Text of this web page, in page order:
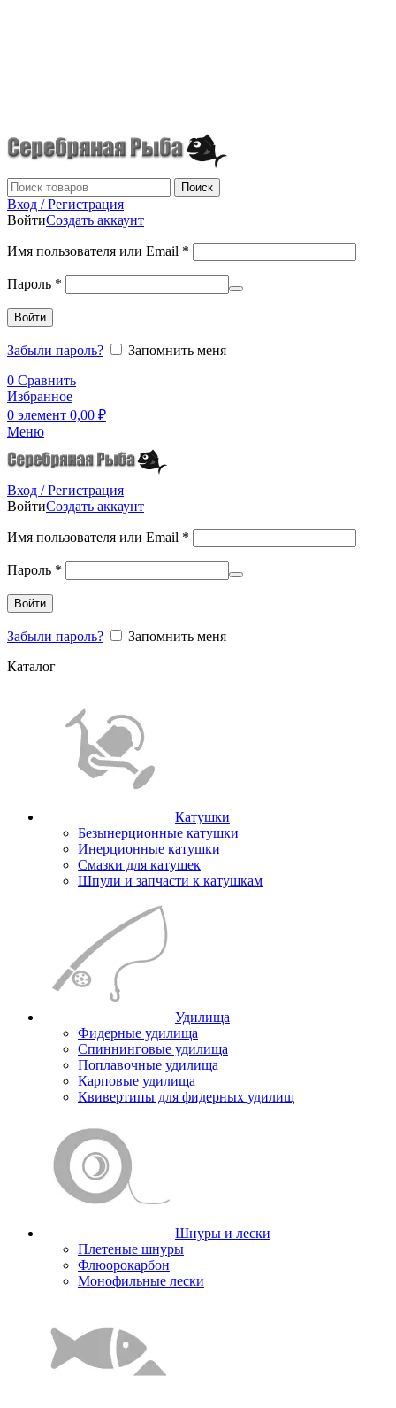
Поиск
Вход / Регистрация
ВойтиСоздать аккаунт
Имя пользователя или Email *
Пароль *
Войти
Забыли пароль?
Запомнить меня
0 Сравнить
Избранное
0 элемент 0,00 ₽
Меню
Вход / Регистрация
ВойтиСоздать аккаунт
Имя пользователя или Email *
Пароль *
Войти
Забыли пароль?
Запомнить меня
Каталог
Катушки
Безынерционные катушки
Инерционные катушки
Смазки для катушек
Шпули и запчасти к катушкам
Удилища
Фидерные удилища
Спиннинговые удилища
Поплавочные удилища
Карповые удилища
Квивертипы для фидерных удилищ
Шнуры и лески
Плетеные шнуры
Флюорокарбон
Монофильные лески